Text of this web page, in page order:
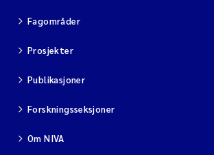
Fagområder
Prosjekter
Publikasjoner
Forskningsseksjoner
Om NIVA